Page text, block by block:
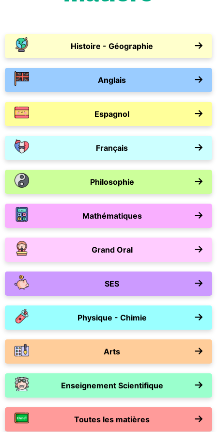
Histoire - Géographie
Anglais
Espagnol
Français
Philosophie
Mathématiques
Grand Oral
SES
Physique - Chimie
Arts
Enseignement Scientifique
Toutes les matières